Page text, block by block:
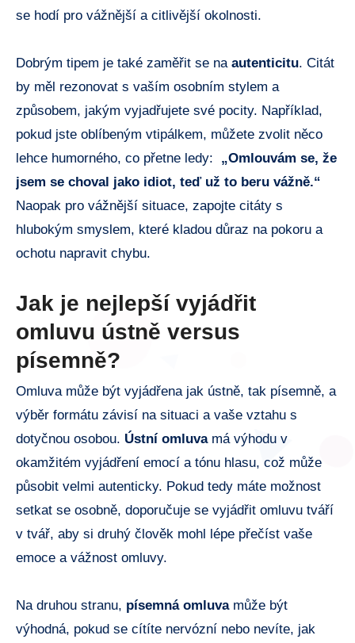
se hodí pro vážnější a citlivější okolnosti.
Dobrým tipem je také zaměřit se⁣ na autenticitu. Citát
by​ měl rezonovat ⁢s⁤ vaším osobním ‌stylem‌ a
způsobem, jakým vyjadřujete své pocity.⁢ Například,
pokud‌ jste oblíbeným vtipálkem, můžete zvolit něco
⁤lehce humorného, co přetne ⁢ledy: ⁤ „Omlouvám se, ‌že‌
jsem se‌ choval ​jako idiot, teď⁢ už‍ to beru vážně.“
Naopak ⁣pro​ vážnější situace,‌ zapojte citáty s
hlubokým smyslem, které kladou důraz ⁢na pokoru a
ochotu napravit chybu.
Jak ​je nejlepší ⁢vyjádřit
omluvu ústně versus⁢
písemně?
Omluva může ‍být vyjádřena jak‍ ústně, tak písemně, a
výběr formátu závisí ⁣na ‍situaci a vaše vztahu ⁢s
dotyčnou ​osobou. Ústní omluvamá výhodu v
okamžitém⁤ vyjádření emocí a tónu hlasu, což může⁢
působit velmi autenticky. Pokud tedy máte možnost
⁤setkat​ se ⁣osobně, doporučuje⁣ se vyjádřit ⁣omluvu tváří
⁤v tvář, aby si ⁣druhý člověk mohl lépe‍ přečíst ‍vaše
⁤emoce a vážnost omluvy.
Na​ druhou stranu,⁤ písemná ⁢omluvamůže⁢ být
výhodná, pokud se cítíte nervózní nebo⁢ nevíte,​ jak